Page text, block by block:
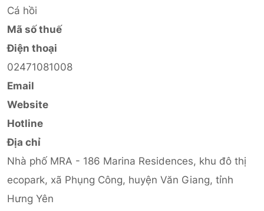
Cá hồi
Mã số thuế
Điện thoại
02471081008
Email
Website
Hotline
Địa chỉ
Nhà phố MRA - 186 Marina Residences, khu đô thị
ecopark, xã Phụng Công, huyện Văn Giang, tỉnh
Hưng Yên